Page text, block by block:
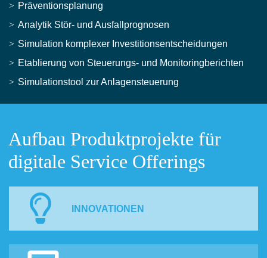
Präventionsplanung
Analytik Stör- und Ausfallprognosen
Simulation komplexer Investitionsentscheidungen
Etablierung von Steuerungs- und Monitoringberichten
Simulationstool zur Anlagensteuerung
Aufbau Produktprojekte für
digitale Service Offerings
INNOVATIONEN